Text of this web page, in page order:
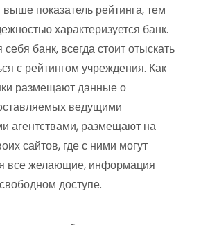
показатель рейтинга, тем
характеризуется банк.
банк, всегда стоит отыскать
с рейтингом учреждения. Как
размещают данные о
ведущими
агентствами, размещают на
сайтов, где с ними могут
все желающие, информация
доступе.